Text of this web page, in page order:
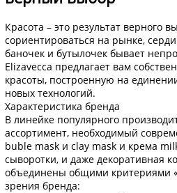
Красота – это результат верного
сориентироваться на рынке,
баночек и бутылочек бывает
Elizavecca предлагает вам
красоты, построенную на
новых технологий.
Характеристика бренда
В линейке популярного
ассортимент, необходимый
buble mask и clay mask и крема
сыворотки, и даже декоративная
объединены общими критериями
зрения бренда: